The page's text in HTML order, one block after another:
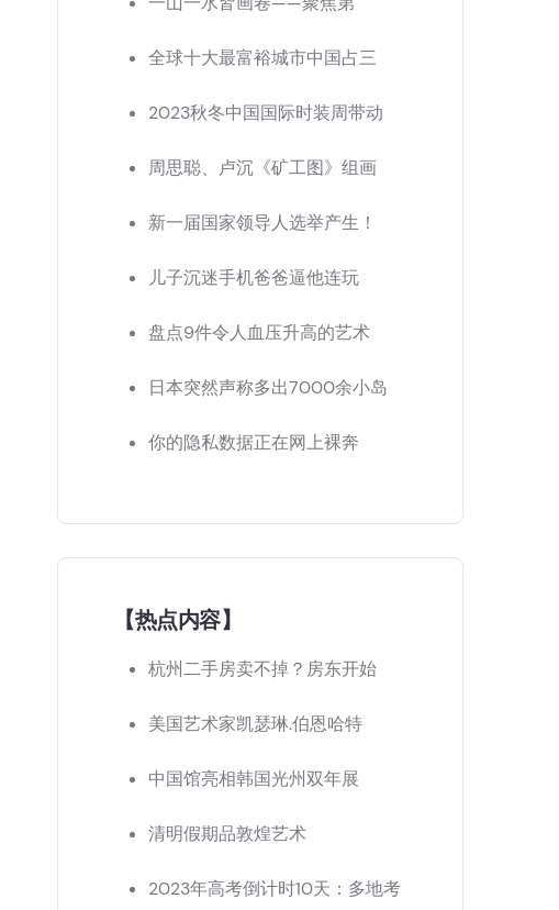
全球十大最富裕城市中国占三
2023秋冬中国国际时装周带动
周思聪、卢沉《矿工图》组画
新一届国家领导人选举产生！
儿子沉迷手机爸爸逼他连玩
盘点9件令人血压升高的艺术
日本突然声称多出7000余小岛
你的隐私数据正在网上裸奔
【热点内容】
杭州二手房卖不掉？房东开始
美国艺术家凯瑟琳.伯恩哈特
中国馆亮相韩国光州双年展
清明假期品敦煌艺术
2023年高考倒计时10天：多地考